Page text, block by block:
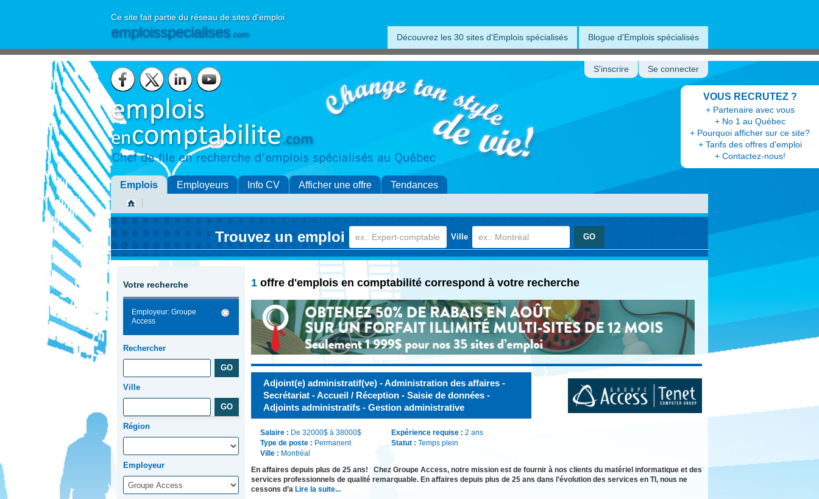
Ce site fait partie du réseau de sites d'emploi
emploisspecialises.com Découvrez les 30 sites d'Emplois spécialisés Blogue d'Emplois spécialisés
VOUS RECRUTEZ ?
+ Partenaire avec vous
+ No 1 au Québec
+ Pourquoi afficher sur ce site?
+ Tarifs des offres d'emploi
+ Contactez-nous!
S'inscrire Se connecter
Emplois Employeurs Info CV Afficher une offre Tendances
Trouvez un emploi Ville
Votre recherche
Employeur: Groupe
Access
Rechercher
Ville
Région
Employeur
1 offre d'emplois en comptabilité correspond à votre recherche
Adjoint(e) administratif(ve) - Administration des affaires -
Secrétariat - Accueil / Réception - Saisie de données -
Adjoints administratifs - Gestion administrative
Salaire : De 32000$ à 38000$
Type de poste : Permanent
Ville : Montréal
Expérience requise : 2 ans
Statut : Temps plein
En affaires depuis plus de 25 ans! Chez Groupe Access, notre mission est de fournir à nos clients du matériel informatique et des
services professionnels de qualité remarquable. En affaires depuis plus de 25 ans dans l’évolution des services en TI, nous ne
cessons d’a Lire la suite...